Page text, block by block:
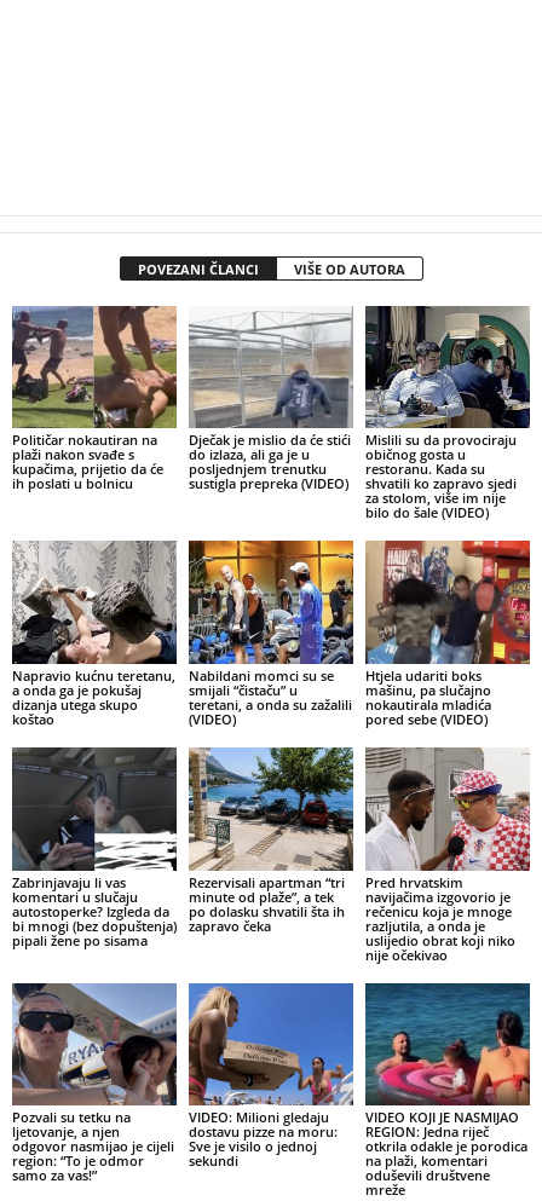
POVEZANI ČLANCI VIŠE OD AUTORA
Političar nokautiran na
plaži nakon svađe s
kupačima, prijetio da će
ih poslati u bolnicu
Dječak je mislio da će stići
do izlaza, ali ga je u
posljednjem trenutku
sustigla prepreka (VIDEO)
Mislili su da provociraju
običnog gosta u
restoranu. Kada su
shvatili ko zapravo sjedi
za stolom, više im nije
bilo do šale (VIDEO)
Napravio kućnu teretanu,
a onda ga je pokušaj
dizanja utega skupo
koštao
Nabildani momci su se
smijali “čistaču” u
teretani, a onda su zažalili
(VIDEO)
Htjela udariti boks
mašinu, pa slučajno
nokautirala mladića
pored sebe (VIDEO)
Zabrinjavaju li vas
komentari u slučaju
autostoperke? Izgleda da
bi mnogi (bez dopuštenja)
pipali žene po sisama
Rezervisali apartman “tri
minute od plaže”, a tek
po dolasku shvatili šta ih
zapravo čeka
Pred hrvatskim
navijačima izgovorio je
rečenicu koja je mnoge
razljutila, a onda je
uslijedio obrat koji niko
nije očekivao
Pozvali su tetku na
ljetovanje, a njen
odgovor nasmijao je cijeli
region: “To je odmor
samo za vas!”
VIDEO: Milioni gledaju
dostavu pizze na moru:
Sve je visilo o jednoj
sekundi
VIDEO KOJI JE NASMIJAO
REGION: Jedna riječ
otkrila odakle je porodica
na plaži, komentari
oduševili društvene
mreže